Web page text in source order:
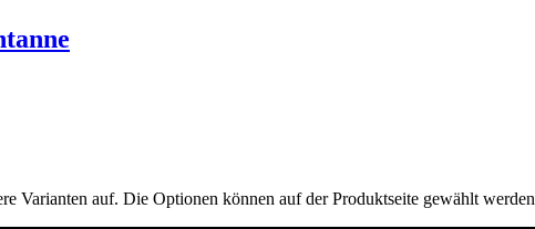
Varianten auf. Die Optionen können auf der Produktseite gewählt werden